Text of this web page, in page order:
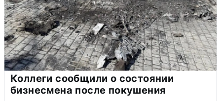
Коллеги сообщили о состоянии
бизнесмена после покушения